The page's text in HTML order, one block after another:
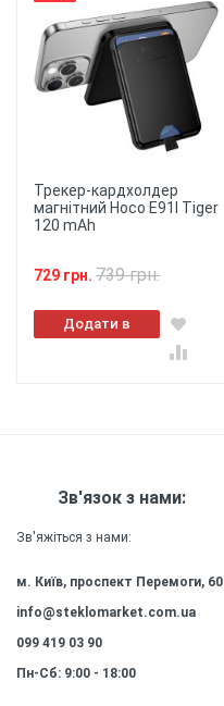
Друк
надруковану
тримається більше 6
Захист
захист від ударів,
забезпечуючи
Зручність
Чохол забезпечує
та кнопок вашого
використовувати
комфортом.
Легкість
виготовлений з
довговічність,
Трекер-кардхолдер
магнітний Hoco E91I Tiger
120 mAh
729 грн. 739 грн.
Додати в
кошик
Зв'язок з нами:
Зв'яжіться з нами:
м. Київ, проспект Перемоги, 60
info@steklomarket.com.ua
099 419 03 90
Пн-Сб: 9:00 - 18:00